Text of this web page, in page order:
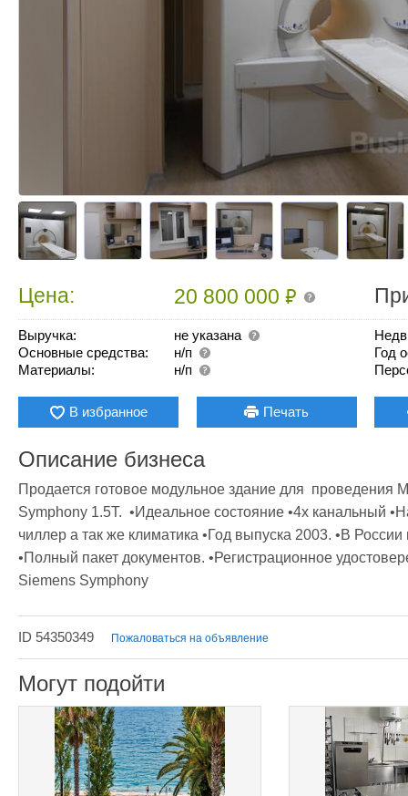
Цена: 20 800 000₽
Выручка:
не указана
Основные средства:
н/п
Материалы:
н/п
Год
В избранное Печать
Описание бизнеса
Продается готовое модульное здание для  проведения
Symphony 1.5T.  •Идеальное состояние •4х канальный
чиллер а так же климатика •Год выпуска 2003. •В
•Полный пакет документов. •Регистрационное
Siemens Symphony
ID 54350349 Пожаловаться на объявление
Могут подойти